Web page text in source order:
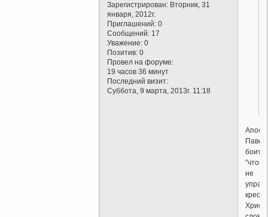
Зарегистрирован: Вторник, 31
января, 2012г.
Приглашений: 0
Сообщений: 17
Уважение: 0
Позитив: 0
Провел на форуме:
19 часов 36 минут
Последний визит:
Суббота, 9 марта, 2013г. 11:18
Павел
"чтобы
не
креста